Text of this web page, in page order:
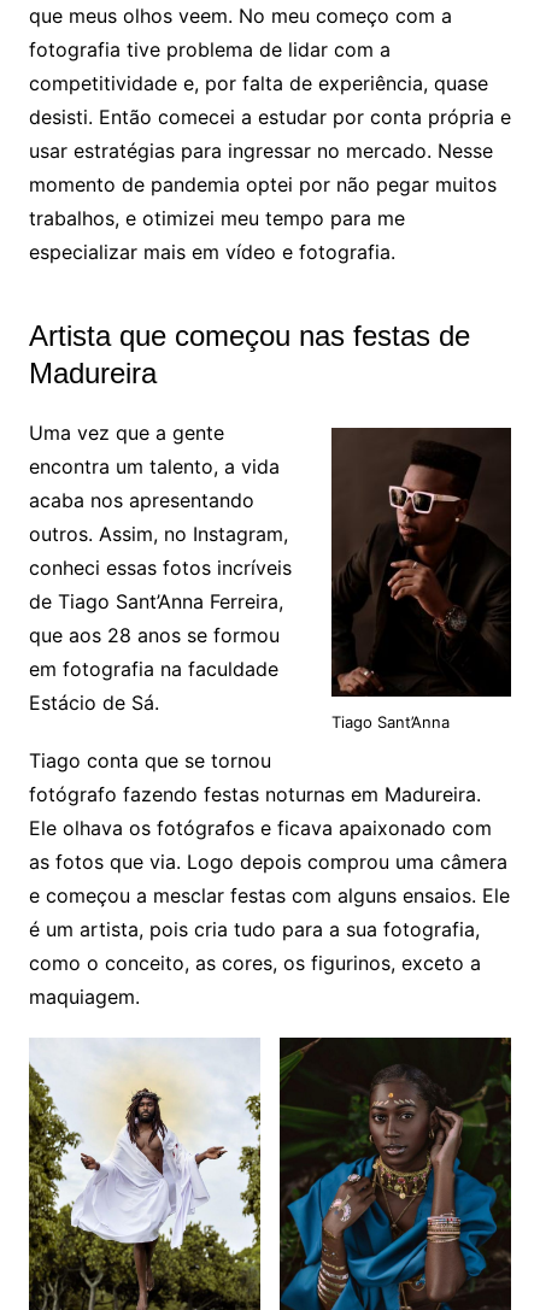
que meus olhos veem. No meu começo com a
fotografia tive problema de lidar com a
competitividade e, por falta de experiência, quase
desisti. Então comecei a estudar por conta própria e
usar estratégias para ingressar no mercado. Nesse
momento de pandemia optei por não pegar muitos
trabalhos, e otimizei meu tempo para me
especializar mais em vídeo e fotografia.
Artista que começou nas festas de
Madureira
Tiago Sant’Anna
Uma vez que a gente
encontra um talento, a vida
acaba nos apresentando
outros. Assim, no Instagram,
conheci essas fotos incríveis
de Tiago Sant’Anna Ferreira,
que aos 28 anos se formou
em fotografia na faculdade
Estácio de Sá.
Tiago conta que se tornou
fotógrafo fazendo festas noturnas em Madureira.
Ele olhava os fotógrafos e ficava apaixonado com
as fotos que via. Logo depois comprou uma câmera
e começou a mesclar festas com alguns ensaios. Ele
é um artista, pois cria tudo para a sua fotografia,
como o conceito, as cores, os figurinos, exceto a
maquiagem.